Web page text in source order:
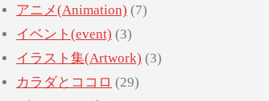
アニメ(Animation) (7)
イベント(event) (3)
イラスト集(Artwork) (3)
カラダとココロ (29)